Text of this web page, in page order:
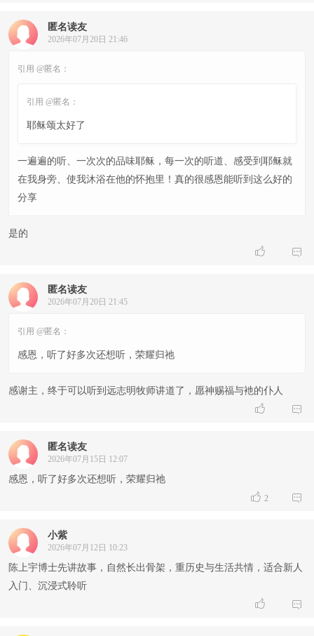
匿名读友
2026年07月20日 21:46
引用 @匿名：
引用 @匿名：
耶稣颂太好了
一遍遍的听、一次次的品味耶稣，每一次的听道、感受到耶稣就
在我身旁、使我沐浴在他的怀抱里！真的很感恩能听到这么好的
分享
是的
 
匿名读友
2026年07月20日 21:45
引用 @匿名：
感恩，听了好多次还想听，荣耀归祂
感谢主，终于可以听到远志明牧师讲道了，愿神赐福与衪的仆人
 
匿名读友
2026年07月15日 12:07
感恩，听了好多次还想听，荣耀归祂
 2 
小紫
2026年07月12日 10:23
陈上宇博士先讲故事，自然长出骨架，重历史与生活共情，适合新人
入门、沉浸式聆听
 